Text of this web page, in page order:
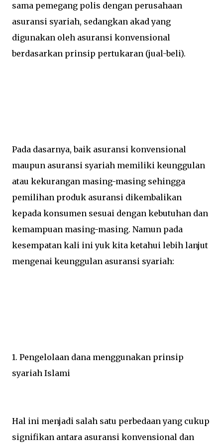
sama pemegang polis dengan perusahaan
asuransi syariah, sedangkan akad yang
digunakan oleh asuransi konvensional
berdasarkan prinsip pertukaran (jual-beli).
Pada dasarnya, baik asuransi konvensional
maupun asuransi syariah memiliki keunggulan
atau kekurangan masing-masing sehingga
pemilihan produk asuransi dikembalikan
kepada konsumen sesuai dengan kebutuhan dan
kemampuan masing-masing. Namun pada
kesempatan kali ini yuk kita ketahui lebih lanjut
mengenai keunggulan asuransi syariah:
1. Pengelolaan dana menggunakan prinsip
syariah Islami
Hal ini menjadi salah satu perbedaan yang cukup
signifikan antara asuransi konvensional dan